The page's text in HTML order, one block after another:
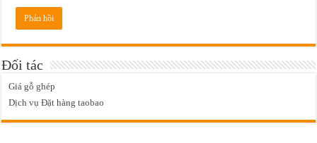
Đối tác
Giá gỗ ghép
Dịch vụ Đặt hàng taobao